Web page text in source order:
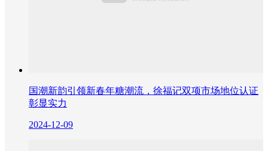
国潮新韵引领新春年糖潮流，徐福记双项市场地位认证
彰显实力
2024-12-09